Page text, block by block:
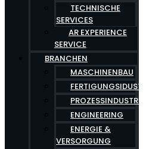
TECHNISCHE
SERVICES
AR EXPERIENCE
SERVICE
BRANCHEN
MASCHINENBAU
FERTIGUNGSIDUSTRIE
PROZESSINDUSTRIE
ENGINEERING
ENERGIE &
VERSORGUNG